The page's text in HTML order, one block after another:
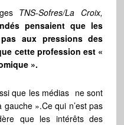
TNS-Sofres/La Croix,
pensaient que les
aux pressions des
cette profession est «
».
que les médias ne sont
».Ce qui n’est pas
que les intérêts des